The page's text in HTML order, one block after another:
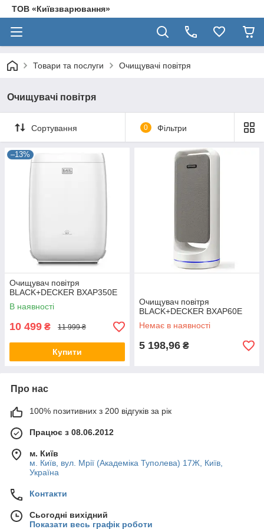
ТОВ «Київзварювання»
Товари та послуги Очищувачі повітря
Очищувачі повітря
Сортування 0 Фільтри
–13%
Очищувач повітря
BLACK+DECKER BXAP350E
В наявності
10 499 ₴ 11 999 ₴
Купити
Очищувач повітря
BLACK+DECKER BXAP60E
Немає в наявності
5 198,96 ₴
Про нас
100% позитивних з 200 відгуків за рік
Працює з 08.06.2012
м. Київ
м. Київ, вул. Мрії (Академіка Туполева) 17Ж, Київ,
Україна
Контакти
Сьогодні вихідний
Показати весь графік роботи